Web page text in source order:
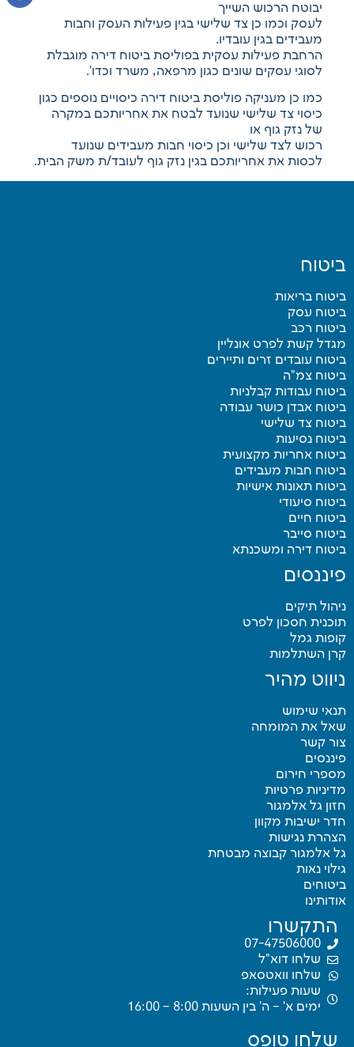
יבוטח הרכוש השייך
לעסק וכמו כן צד שלישי בגין פעילות העסק וחבות
מעבידים בגין עובדיו.
הרחבת פעילות עסקית בפוליסת ביטוח דירה מוגבלת
לסוגי עסקים שונים כגון מרפאה, משרד וכדו’.
כמו כן מעניקה פוליסת ביטוח דירה כיסויים נוספים כגון
כיסוי צד שלישי שנועד לבטח את אחריותכם במקרה
של נזק גוף או
רכוש לצד שלישי וכן כיסוי חבות מעבידים שנועד
לכסות את אחריותכם בגין נזק גוף לעובד/ת משק הבית.
ביטוח
ביטוח בריאות
ביטוח עסק
ביטוח רכב
מגדל קשת לפרט אונליין
ביטוח עובדים זרים ותיירים
ביטוח צמ”ה
ביטוח עבודות קבלניות
ביטוח אבדן כושר עבודה
ביטוח צד שלישי
ביטוח נסיעות
ביטוח אחריות מקצועית
ביטוח חבות מעבידים
ביטוח תאונות אישיות
ביטוח סיעודי
ביטוח חיים
ביטוח סייבר
ביטוח דירה ומשכנתא
פיננסים
ניהול תיקים
תוכנית חסכון לפרט
קופות גמל
קרן השתלמות
ניווט מהיר
תנאי שימוש
שאל את המומחה
צור קשר
פיננסים
מספרי חירום
מדיניות פרטיות
חזון גל אלמגור
חדר ישיבות מקוון
הצהרת נגישות
גל אלמגור קבוצה מבטחת
גילוי נאות
ביטוחים
אודותינו
התקשרו
07-47506000
שלחו דוא"ל
שלחו וואטסאפ
שעות פעילות:
ימים א’ – ה’ בין השעות 8:00 – 16:00
שלחו טופס